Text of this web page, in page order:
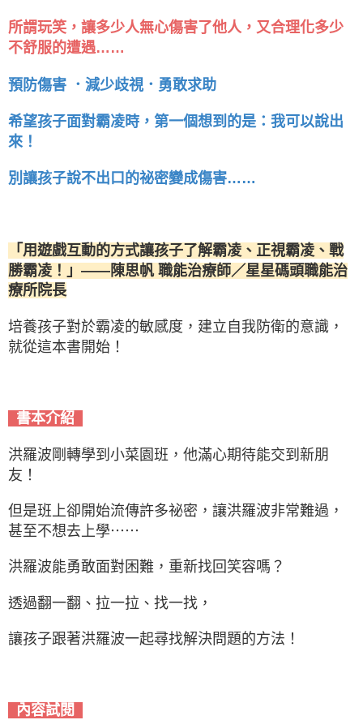
所謂玩笑，讓多少人無心傷害了他人，又合理化多少
不舒服的遭遇……
預防傷害 ．減少歧視．勇敢求助
希望孩子面對霸凌時，第一個想到的是：我可以說出
來！
別讓孩子說不出口的祕密變成傷害……
「用遊戲互動的方式讓孩子了解霸凌、正視霸凌、戰
勝霸凌！」——陳思帆 職能治療師／星星碼頭職能治
療所院長
培養孩子對於霸凌的敏感度，建立自我防衛的意識，
就從這本書開始！
書本介紹
洪羅波剛轉學到小菜園班，他滿心期待能交到新朋
友！
但是班上卻開始流傳許多祕密，讓洪羅波非常難過，
甚至不想去上學⋯⋯
洪羅波能勇敢面對困難，重新找回笑容嗎？
透過翻一翻、拉一拉、找一找，
讓孩子跟著洪羅波一起尋找解決問題的方法！
內容試閱